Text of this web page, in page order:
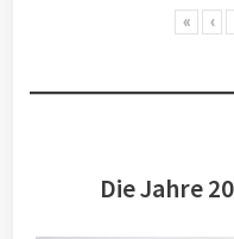
« ‹
Die Jahre